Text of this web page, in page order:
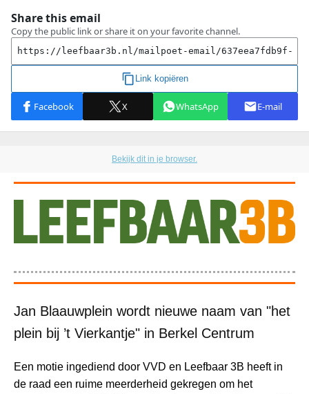
Bekijk dit in je browser.
Jan Blaauwplein wordt nieuwe naam van "het
plein bij ’t Vierkantje" in Berkel Centrum
Een motie ingediend door VVD en Leefbaar 3B heeft in
de raad een ruime meerderheid gekregen om het